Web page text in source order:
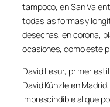
tampoco, en San
todas las formas y
desechas, en corona,
ocasiones, como este
David Lesur, primer
David Künzle en
imprescindible al que